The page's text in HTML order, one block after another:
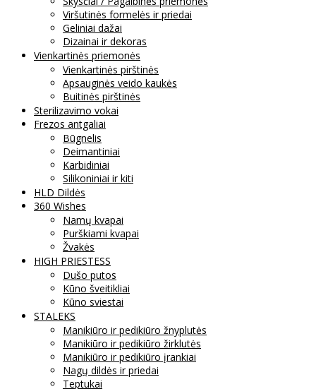
Viršutinės formelės ir priedai
Geliniai dažai
Dizainai ir dekoras
Vienkartinės priemonės
Vienkartinės pirštinės
Apsauginės veido kaukės
Buitinės pirštinės
Sterilizavimo vokai
Frezos antgaliai
Būgnelis
Deimantiniai
Karbidiniai
Silikoniniai ir kiti
HLD Dildės
360 Wishes
Namų kvapai
Purškiami kvapai
Žvakės
HIGH PRIESTESS
Dušo putos
Kūno šveitikliai
Kūno sviestai
STALEKS
Manikiūro ir pedikiūro žnyplutės
Manikiūro ir pedikiūro žirklutės
Manikiūro ir pedikiūro įrankiai
Nagų dildės ir priedai
Teptukai